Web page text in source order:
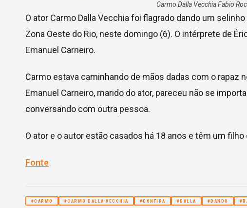
Carmo Dalla VecchiaFabio
O ator Carmo Dalla Vecchia foi flagrado dando um
Zona Oeste do Rio, neste domingo (6). O intérprete de
Emanuel Carneiro.
Carmo estava caminhando de mãos dadas com o rapaz
Emanuel Carneiro, marido do ator, pareceu não se
conversando com outra pessoa.
O ator e o autor estão casados há 18 anos e têm um filho
Fonte
#CARMO #CARMO DALLA VECCHIA #CONFIRA #DALLA #DANDO